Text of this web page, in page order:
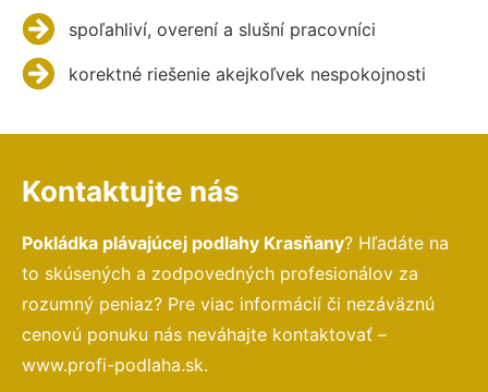
spoľahliví, overení a slušní pracovníci
korektné riešenie akejkoľvek nespokojnosti
Kontaktujte nás
Pokládka plávajúcej podlahy Krasňany? Hľadáte na
to skúsených a zodpovedných profesionálov za
rozumný peniaz? Pre viac informácií či nezáväznú
cenovú ponuku nás neváhajte kontaktovať –
www.profi-podlaha.sk.